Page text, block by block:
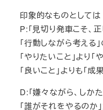
印象的なものとしては
P:「見切り発車こそ、
「行動しながら考える
「やりたいこと」より
「良いこと」よりも「
D:「嫌々ながら、しか
「誰がそれをやるのか